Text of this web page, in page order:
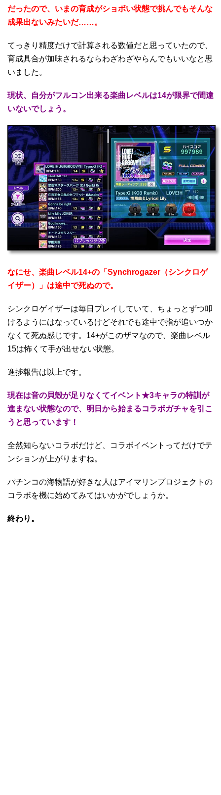
だったので、いまの育成がショボい状態で挑んでもそんな
成果出ないみたいだ……。
てっきり精度だけで計算される数値だと思っていたので、
育成具合が加味されるならわざわざやらんでもいいなと思
いました。
現状、自分がフルコン出来る楽曲レベルは14が限界で間違
いないでしょう。
なにせ、楽曲レベル14+の「Synchrogazer（シンクロゲ
イザー）」は途中で死ぬので。
シンクロゲイザーは毎日プレイしていて、ちょっとずつ叩
けるようにはなっているけどそれでも途中で指が追いつか
なくて死ぬ感じです。14+がこのザマなので、楽曲レベル
15は怖くて手が出せない状態。
進捗報告は以上です。
現在は音の貝殻が足りなくてイベント★3キャラの特訓が
進まない状態なので、明日から始まるコラボガチャを引こ
うと思っています！
全然知らないコラボだけど、コラボイベントってだけでテ
ンションが上がりますね。
パチンコの海物語が好きな人はアイマリンプロジェクトの
コラボを機に始めてみてはいかがでしょうか。
終わり。